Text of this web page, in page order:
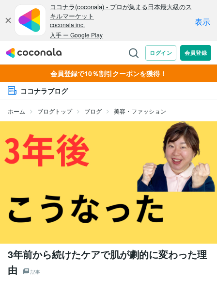
会員登録で10％割引クーポンを獲得！
ココナラブログ
ホーム ブログトップ ブログ 美容・ファッション
3年前から続けたケアで肌が劇的に変わった理
由
記事